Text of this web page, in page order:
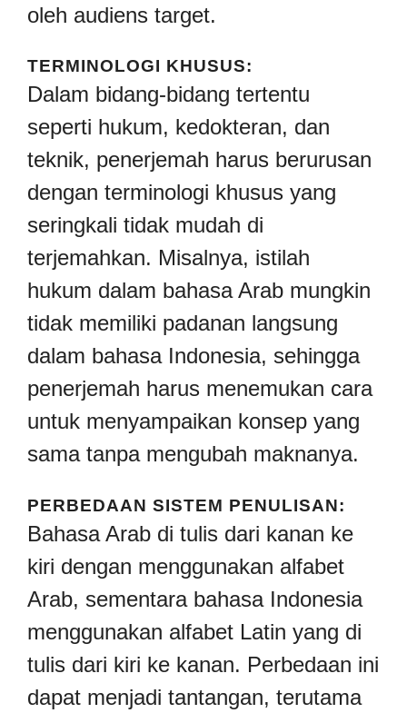
oleh audiens target.
TERMINOLOGI KHUSUS:
Dalam bidang-bidang tertentu
seperti hukum, kedokteran, dan
teknik, penerjemah harus berurusan
dengan terminologi khusus yang
seringkali tidak mudah di
terjemahkan. Misalnya, istilah
hukum dalam bahasa Arab mungkin
tidak memiliki padanan langsung
dalam bahasa Indonesia, sehingga
penerjemah harus menemukan cara
untuk menyampaikan konsep yang
sama tanpa mengubah maknanya.
PERBEDAAN SISTEM PENULISAN:
Bahasa Arab di tulis dari kanan ke
kiri dengan menggunakan alfabet
Arab, sementara bahasa Indonesia
menggunakan alfabet Latin yang di
tulis dari kiri ke kanan. Perbedaan ini
dapat menjadi tantangan, terutama